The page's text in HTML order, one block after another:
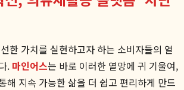
한 가치를 실현하고자 하는 소비자들의 열
. 마인어스는 바로 이러한 열망에 귀 기울여,
해 지속 가능한 삶을 더 쉽고 편리하게 만드